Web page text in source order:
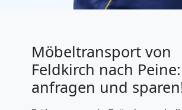
Möbeltransport von
Feldkirch nach
anfragen und